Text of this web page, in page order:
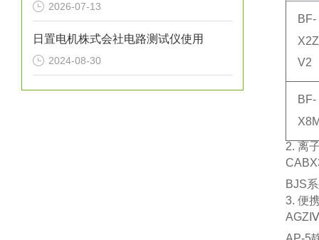
2026-07-13
日置电机株式会社电路测试仪使用
2024-08-30
BF-
V2
BF-
2. 离
BJS
3. 便